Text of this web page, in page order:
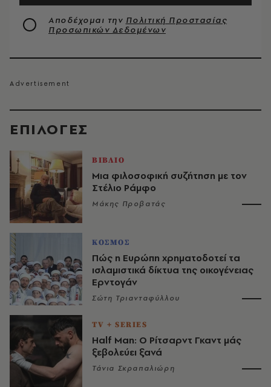
EΠΙΛΟΓΈΣ
ΒΙΒΛΙΟ
Μια φιλοσοφική συζήτηση με τον
Στέλιο Ράμφο
Μάκης Προβατάς
ΚΟΣΜΟΣ
Πώς η Ευρώπη χρηματοδοτεί τα
ισλαμιστικά δίκτυα της οικογένειας
Ερντογάν
Σώτη Τριανταφύλλου
TV + SERIES
Half Man: Ο Ρίτσαρντ Γκαντ μάς
ξεβολεύει ξανά
Τάνια Σκραπαλιώρη
Αποδέχομαι την Πολιτική Προστασίας
Προσωπικών Δεδομένων